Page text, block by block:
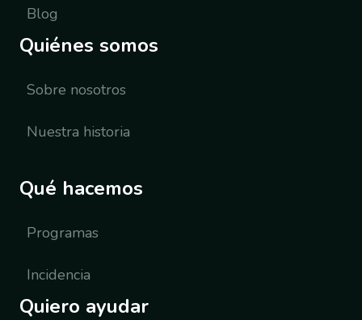
Blog
Quiénes somos
Sobre nosotros
Nuestra historia
Qué hacemos
Programas
Incidencia
Quiero ayudar